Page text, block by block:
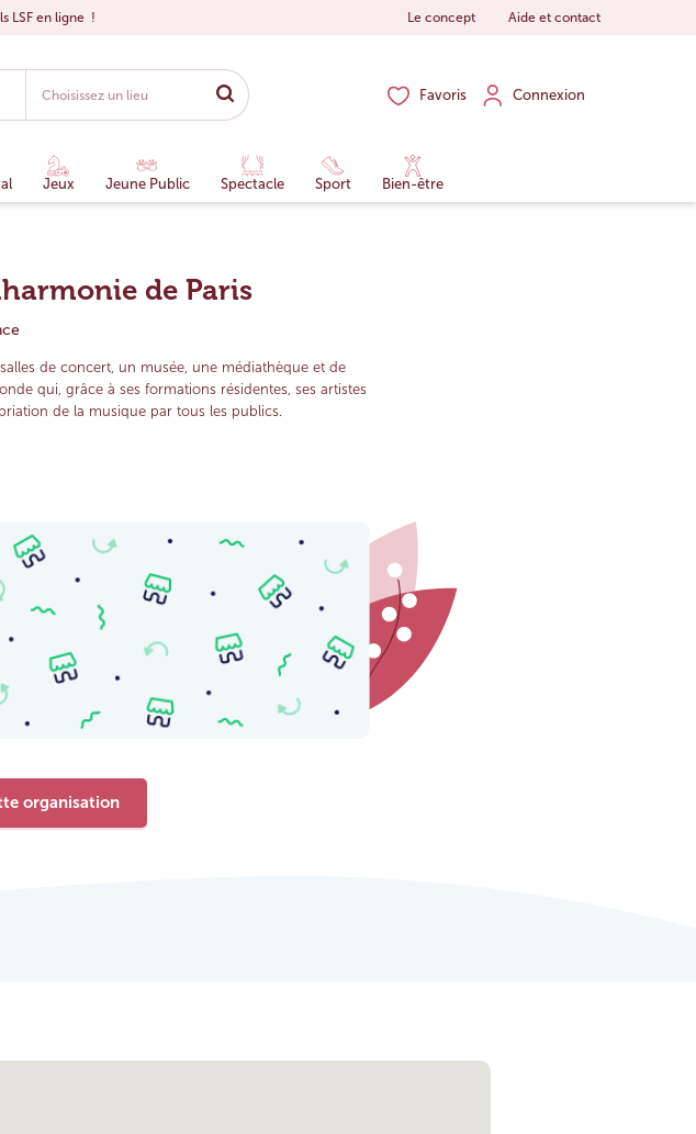
LSF en ligne ! Le concept Aide et contact
Favoris Connexion
Jeux Jeune Public Spectacle Sport Bien-être
de Paris
de concert, un musée, une médiathèque et de
qui, grâce à ses formations résidentes, ses artistes
de la musique par tous les publics.
organisation